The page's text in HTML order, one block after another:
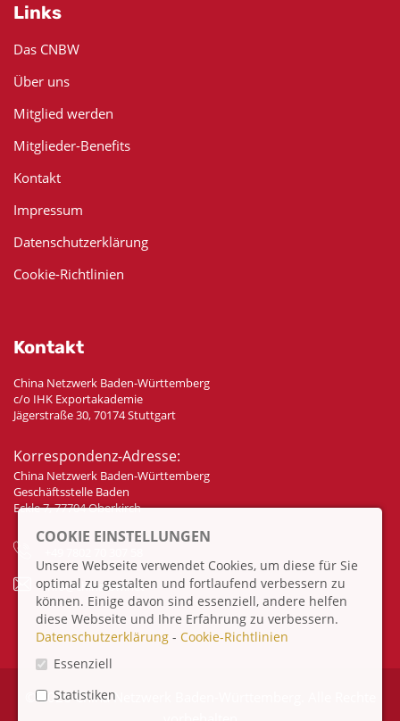
Links
Das CNBW
Über uns
Mitglied werden
Mitglieder-Benefits
Kontakt
Impressum
Datenschutzerklärung
Cookie-Richtlinien
Kontakt
China Netzwerk Baden-Württemberg
c/o IHK Exportakademie
Jägerstraße 30, 70174 Stuttgart
Korrespondenz-Adresse:
China Netzwerk Baden-Württemberg
Geschäftsstelle Baden
Eckle 7, 77704 Oberkirch
info@china-bw.net
© 2026 China Netzwerk Baden-Württemberg. Alle Rechte
COOKIE EINSTELLUNGEN
Unsere Webseite verwendet Cookies, um diese für Sie
optimal zu gestalten und fortlaufend verbessern zu
können. Einige davon sind essenziell, andere helfen
diese Webseite und Ihre Erfahrung zu verbessern.
Datenschutzerklärung - Cookie-Richtlinien
Essenziell
Statistiken